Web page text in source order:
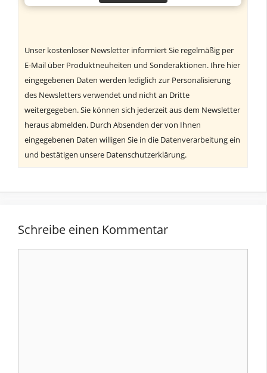
Unser kostenloser Newsletter informiert Sie regelmäßig per
E-Mail über Produktneuheiten und Sonderaktionen. Ihre hier
eingegebenen Daten werden lediglich zur Personalisierung
des Newsletters verwendet und nicht an Dritte
weitergegeben. Sie können sich jederzeit aus dem Newsletter
heraus abmelden. Durch Absenden der von Ihnen
eingegebenen Daten willigen Sie in die Datenverarbeitung ein
und bestätigen unsere Datenschutzerklärung.
Schreibe einen Kommentar